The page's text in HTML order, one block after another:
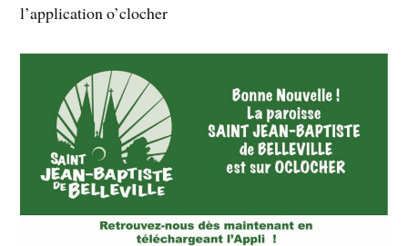
l’application o’clocher